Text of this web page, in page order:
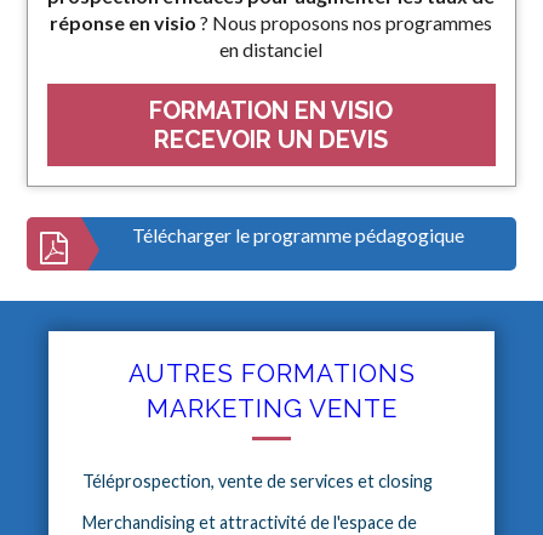
réponse en visio ? Nous proposons nos programmes
en distanciel
FORMATION EN VISIO
RECEVOIR UN DEVIS
Télécharger le programme pédagogique
AUTRES FORMATIONS
MARKETING VENTE
Téléprospection, vente de services et closing
Merchandising et attractivité de l'espace de